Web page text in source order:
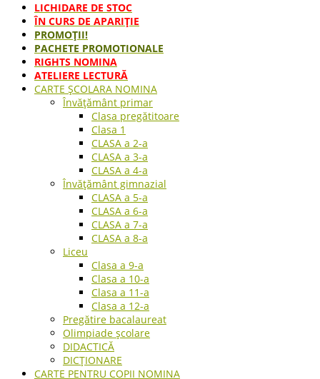
LICHIDARE DE STOC
ÎN CURS DE APARIŢIE
PROMOȚII!
PACHETE PROMOTIONALE
RIGHTS NOMINA
ATELIERE LECTURĂ
CARTE ŞCOLARA NOMINA
Învățământ primar
Clasa pregătitoare
Clasa 1
CLASA a 2-a
CLASA a 3-a
CLASA a 4-a
Învățământ gimnazial
CLASA a 5-a
CLASA a 6-a
CLASA a 7-a
CLASA a 8-a
Liceu
Clasa a 9-a
Clasa a 10-a
Clasa a 11-a
Clasa a 12-a
Pregătire bacalaureat
Olimpiade școlare
DIDACTICĂ
DICȚIONARE
CARTE PENTRU COPII NOMINA